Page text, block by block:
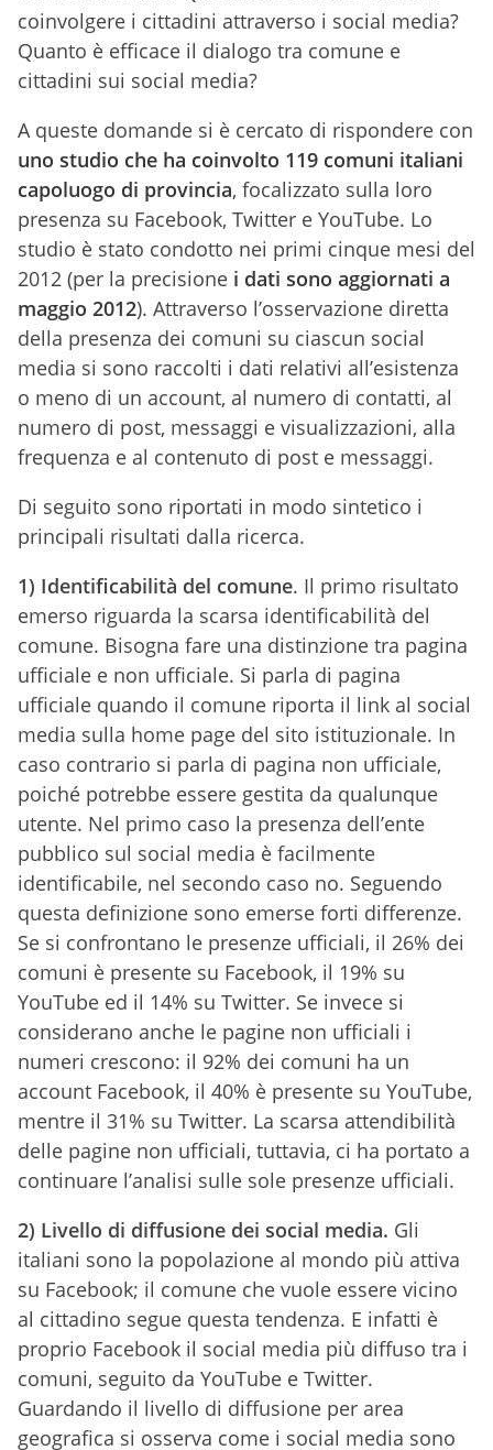
coinvolgere i cittadini attraverso i social media?
Quanto è efficace il dialogo tra comune e
cittadini sui social media?
A queste domande si è cercato di rispondere con
uno studio che ha coinvolto 119 comuni italiani
capoluogo di provincia, focalizzato sulla loro
presenza su Facebook, Twitter e YouTube. Lo
studio è stato condotto nei primi cinque mesi del
2012 (per la precisione i dati sono aggiornati a
maggio 2012). Attraverso l’osservazione diretta
della presenza dei comuni su ciascun social
media si sono raccolti i dati relativi all’esistenza
o meno di un account, al numero di contatti, al
numero di post, messaggi e visualizzazioni, alla
frequenza e al contenuto di post e messaggi.
Di seguito sono riportati in modo sintetico i
principali risultati dalla ricerca.
1) Identificabilità del comune. Il primo risultato
emerso riguarda la scarsa identificabilità del
comune. Bisogna fare una distinzione tra pagina
ufficiale e non ufficiale. Si parla di pagina
ufficiale quando il comune riporta il link al social
media sulla home page del sito istituzionale. In
caso contrario si parla di pagina non ufficiale,
poiché potrebbe essere gestita da qualunque
utente. Nel primo caso la presenza dell’ente
pubblico sul social media è facilmente
identificabile, nel secondo caso no. Seguendo
questa definizione sono emerse forti differenze.
Se si confrontano le presenze ufficiali, il 26% dei
comuni è presente su Facebook, il 19% su
YouTube ed il 14% su Twitter. Se invece si
considerano anche le pagine non ufficiali i
numeri crescono: il 92% dei comuni ha un
account Facebook, il 40% è presente su YouTube,
mentre il 31% su Twitter. La scarsa attendibilità
delle pagine non ufficiali, tuttavia, ci ha portato a
continuare l’analisi sulle sole presenze ufficiali.
2) Livello di diffusione dei social media. Gli
italiani sono la popolazione al mondo più attiva
su Facebook; il comune che vuole essere vicino
al cittadino segue questa tendenza. E infatti è
proprio Facebook il social media più diffuso tra i
comuni, seguito da YouTube e Twitter.
Guardando il livello di diffusione per area
geografica si osserva come i social media sono